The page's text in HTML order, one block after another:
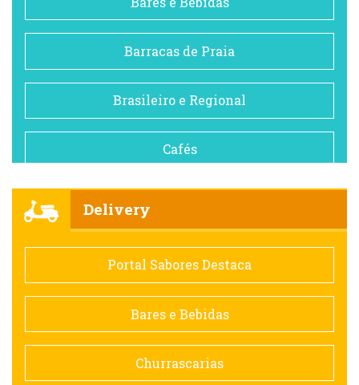
Barracas de Praia
Brasileiro e Regional
Cafés
Comida saudável
Contemporânea
Doceria
Delivery
Portal Sabores Destaca
Bares e Bebidas
Churrascarias